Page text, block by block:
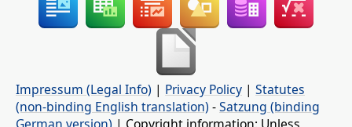
Impressum (Legal Info) | Privacy Policy | Statutes
(non-binding English translation) -Satzung (binding